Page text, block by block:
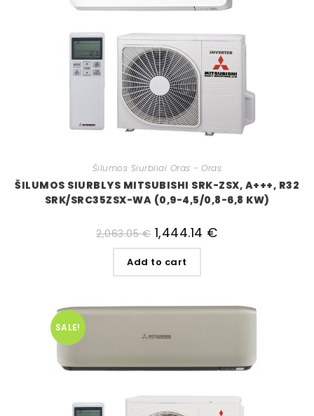
Šilumos Siurbliai Oras - Oras
ŠILUMOS SIURBLYS MITSUBISHI SRK-ZSX, A+++, R32
SRK/SRC35ZSX-WA (0,9-4,5/0,8-6,8 KW)
2,063.05€ 1,444.14 €
Add to cart
SALE!